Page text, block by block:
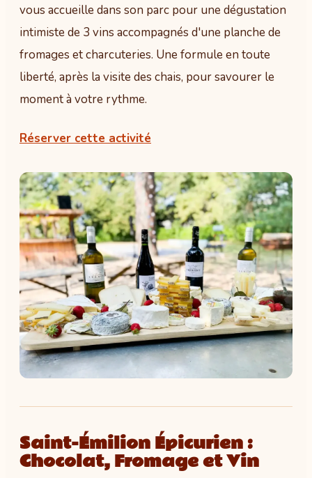
vous accueille dans son parc pour une dégustation
intimiste de 3 vins accompagnés d'une planche de
fromages et charcuteries. Une formule en toute
liberté, après la visite des chais, pour savourer le
moment à votre rythme.
Réserver cette activité
Saint-Émilion Épicurien :
Chocolat, Fromage et Vin